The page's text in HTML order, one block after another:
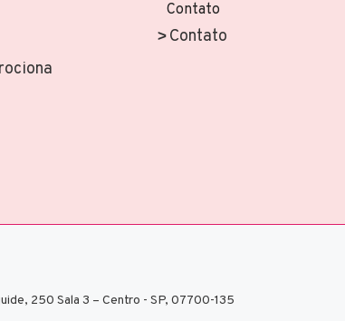
Contato
Contato
250 Sala 3 – Centro - SP, 07700-135